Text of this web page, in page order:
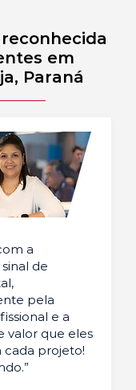
em
Paraná
a
de
pela
e a
valor que eles
cada projeto!